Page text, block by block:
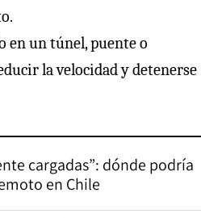
en un túnel, puente o
la velocidad y detenerse
cargadas”: dónde podría
en Chile